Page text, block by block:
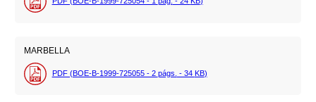
MARBELLA
PDF (BOE-B-1999-725055 - 2 págs. - 34 KB)